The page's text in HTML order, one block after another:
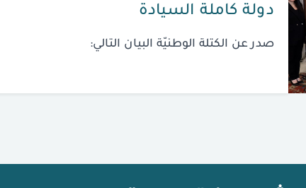
دولة كاملة السيادة
صدر عن الكتلة الوطنيّة البيان التالي: